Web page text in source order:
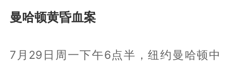
曼哈顿黄昏血案
7月29日周一下午6点半，纽约曼哈顿中